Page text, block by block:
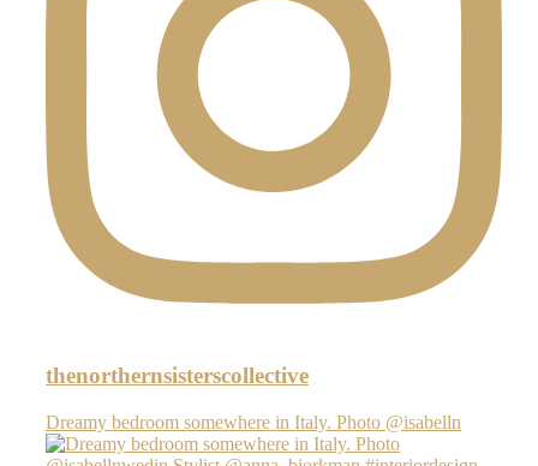
thenorthernsisterscollective
Dreamy bedroom somewhere in Italy. Photo @isabelln